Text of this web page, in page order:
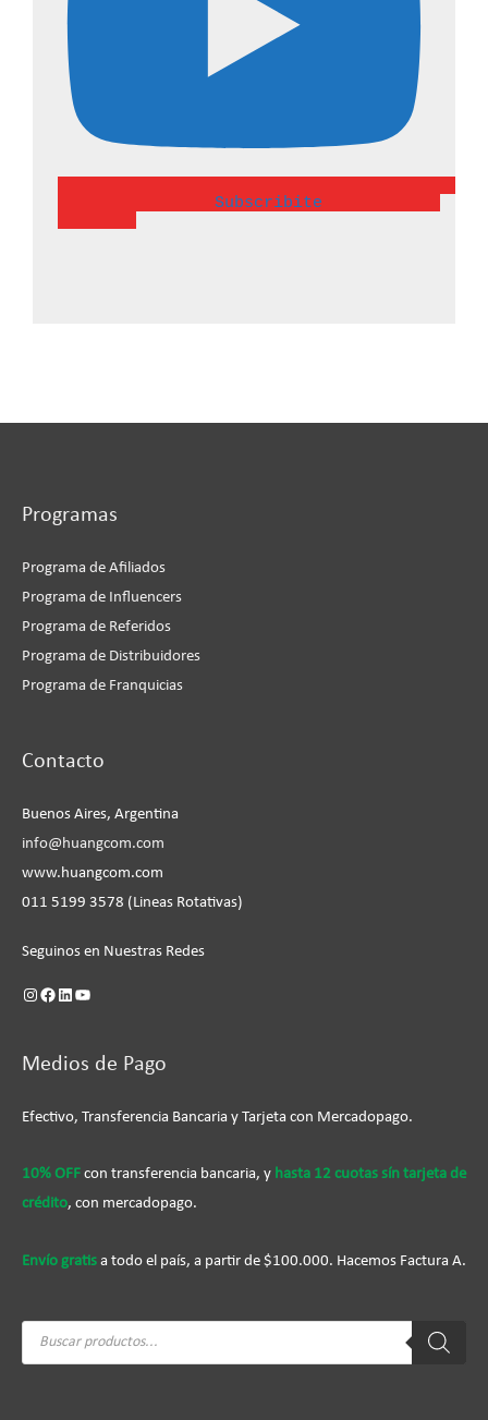
Programas
Programa de Afiliados
Programa de Influencers
Programa de Referidos
Programa de Distribuidores
Programa de Franquicias
Contacto
Buenos Aires, Argentina
info@huangcom.com
www.huangcom.com
011 5199 3578 (Lineas Rotativas)
Seguinos en Nuestras Redes
Medios de Pago
Efectivo, Transferencia Bancaria y Tarjeta con Mercadopago.
10% OFF con transferencia bancaria, y hasta 12 cuotas sín tarjeta de
crédito, con mercadopago.
Envío gratis a todo el país, a partir de $100.000. Hacemos Factura A.
Búsqueda